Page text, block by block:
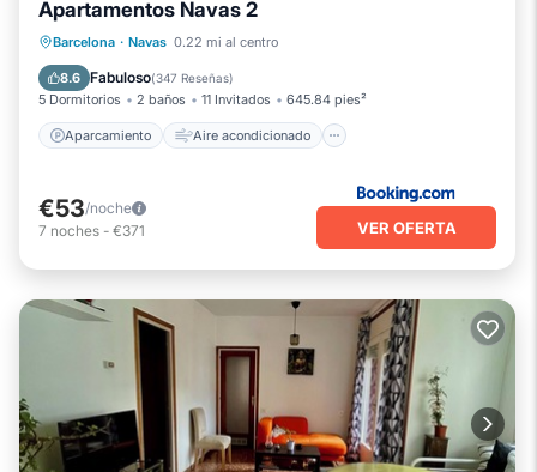
Apartamentos Navas 2
Barcelona · Navas 0.22 mi al centro
8.6 Fabuloso(347 Reseñas)
5 Dormitorios 2 baños 11 Invitados 645.84 pies²
Aparcamiento Aire acondicionado
Aparcamiento
Aire acondicionado
Internet
Apto para niños
€53/noche
7 noches - €371 VER OFERTA